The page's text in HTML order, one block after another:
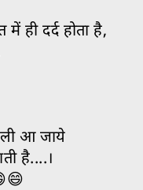
ही दर्द होता है,
आ जाये
है....।